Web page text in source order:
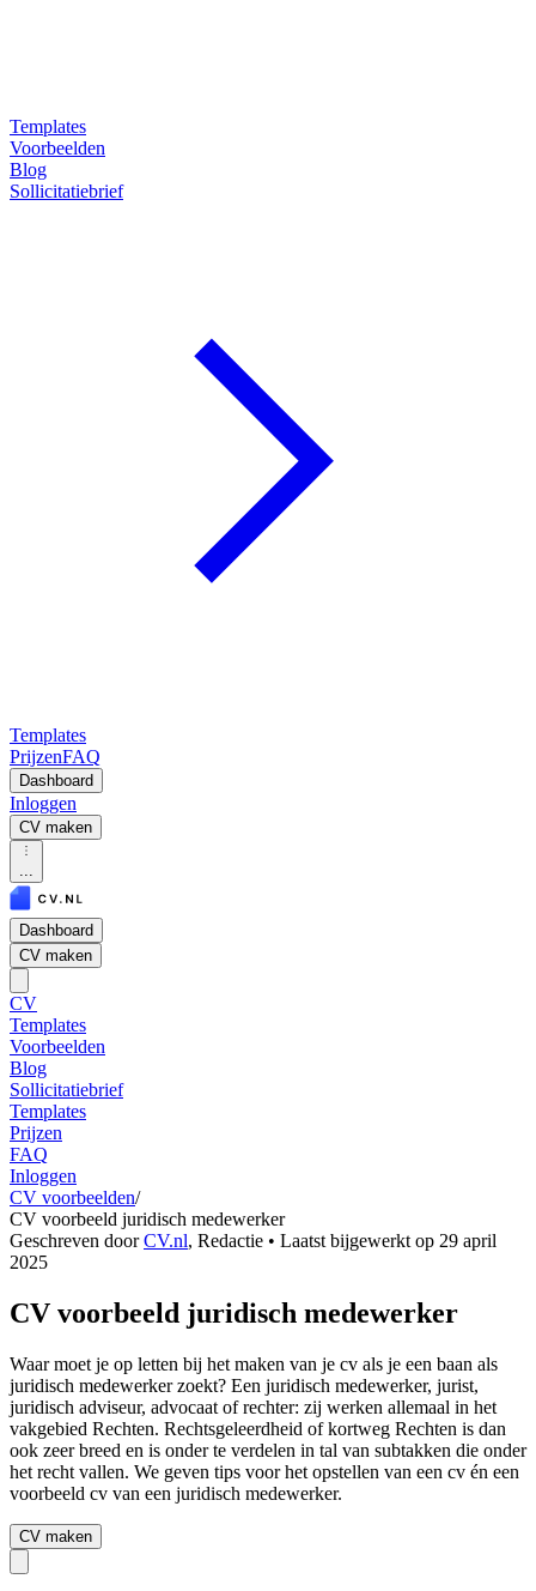
Templates
Voorbeelden
Blog
Sollicitatiebrief
Templates
PrijzenFAQ
Dashboard
Inloggen
CV maken
...
Dashboard
CV maken
CV
Templates
Voorbeelden
Blog
Sollicitatiebrief
Templates
Prijzen
FAQ
Inloggen
CV voorbeelden/
CV voorbeeld juridisch medewerker
Geschreven doorCV.nl, Redactie • Laatst bijgewerkt op 29 april
2025
CV voorbeeld juridisch medewerker
Waar moet je op letten bij het maken van je cv als je een baan als
juridisch medewerker zoekt? Een juridisch medewerker, jurist,
juridisch adviseur, advocaat of rechter: zij werken allemaal in het
vakgebied Rechten. Rechtsgeleerdheid of kortweg Rechten is dan
ook zeer breed en is onder te verdelen in tal van subtakken die onder
het recht vallen. We geven tips voor het opstellen van een cv én een
voorbeeld cv van een juridisch medewerker.
CV maken